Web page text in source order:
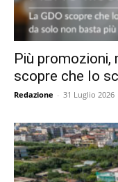
Più promozioni,
scopre che lo
Redazione - 31 Luglio 2026